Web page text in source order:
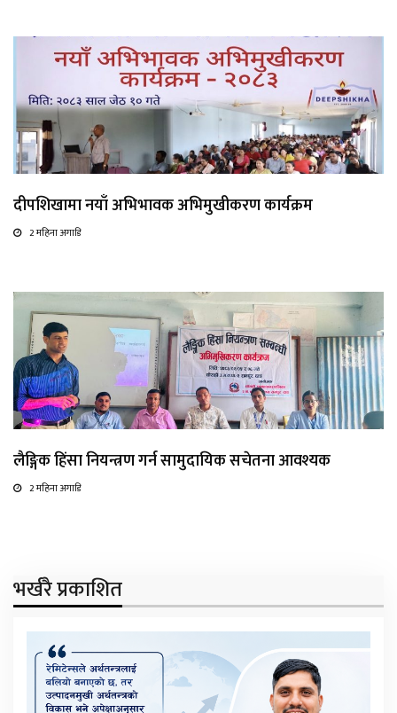
दीपशिखामा नयाँ अभिभावक अभिमुखीकरण कार्यक्रम
2 महिना अगाडि
लैङ्गिक हिंसा नियन्त्रण गर्न सामुदायिक सचेतना आवश्यक
2 महिना अगाडि
भर्खरै प्रकाशित